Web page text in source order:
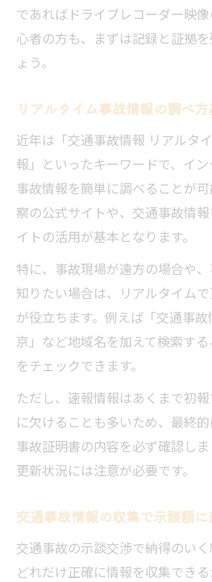
であればドライブレコーダー映
心者の方も、まずは記録と証拠
ょう。
リアルタイム事故情報の調べ
近年は「交通事故情報 リアルタ
報」といったキーワードで、イ
事故情報を簡単に調べることが
察の公式サイトや、交通事故情
イトの活用が基本となります。
特に、事故現場が遠方の場合や
知りたい場合は、リアルタイム
が役立ちます。例えば「交通事
京」など地域名を加えて検索す
をチェックできます。
ただし、速報情報はあくまで初
に欠けることも多いため、最終
事故証明書の内容を必ず確認し
更新状況には注意が必要です。
交通事故情報の収集で示談額
交通事故の示談交渉で納得のいく
どれだけ正確に情報を収集でき